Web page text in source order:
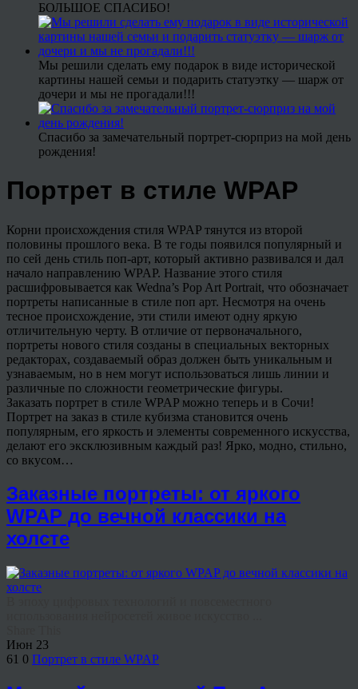
БОЛЬШОЕ СПАСИБО!
Мы решили сделать ему подарок в виде исторической
картины нашей семьи и подарить статуэтку — шарж от
дочери и мы не прогадали!!!
Спасибо за замечательный портрет-сюрприз на мой день
рождения!
Портрет в стиле WPAP
Корни происхождения стиля WPAP тянутся из второй
половины прошлого века. В те годы появился популярный и
по сей день стиль поп-арт, который активно развивался и дал
начало направлению WPAP. Название этого стиля
расшифровывается как Wedna’s Pop Art Portrait, что обозначает
портреты написанные в стиле поп арт. Несмотря на очень
тесное происхождение, эти стили имеют одну яркую
отличительную черту. В отличие от первоначального,
портреты нового стиля созданы в специальных векторных
редакторах, создаваемый образ должен быть уникальным и
узнаваемым, но в нем могут использоваться лишь линии и
различные по сложности геометрические фигуры.
Заказать портрет в стиле WPAP можно теперь и в Сочи!
Портрет на заказ в стиле кубизма становится очень
популярным, его яркость и элементы современного искусства,
делают его эксклюзивным каждый раз! Ярко, модно, стильно,
со вкусом…
Заказные портреты: от яркого
WPAP до вечной классики на
холсте
Июн 23
61 0 Портрет в стиле WPAP